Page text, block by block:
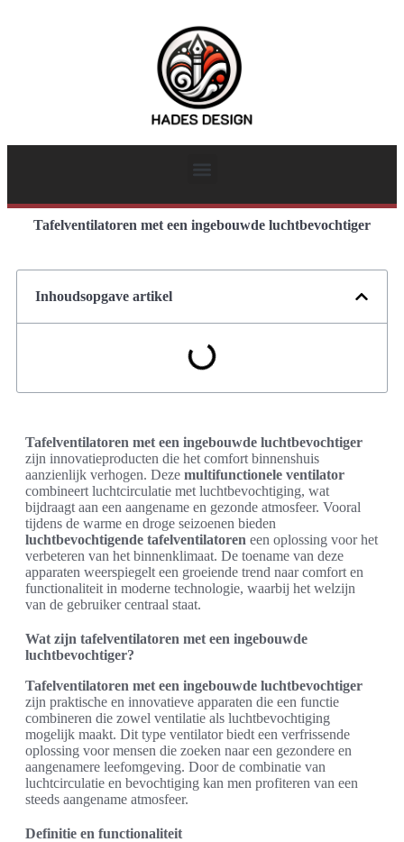
Tafelventilatoren met een ingebouwde luchtbevochtiger
Inhoudsopgave artikel
Tafelventilatoren met een ingebouwde luchtbevochtiger
zijn innovatieproducten die het comfort binnenshuis
aanzienlijk verhogen. Deze multifunctionele ventilator
combineert luchtcirculatie met luchtbevochtiging, wat
bijdraagt aan een aangename en gezonde atmosfeer. Vooral
tijdens de warme en droge seizoenen bieden
luchtbevochtigende tafelventilatoren een oplossing voor het
verbeteren van het binnenklimaat. De toename van deze
apparaten weerspiegelt een groeiende trend naar comfort en
functionaliteit in moderne technologie, waarbij het welzijn
van de gebruiker centraal staat.
Wat zijn tafelventilatoren met een ingebouwde
luchtbevochtiger?
Tafelventilatoren met een ingebouwde luchtbevochtiger
zijn praktische en innovatieve apparaten die een functie
combineren die zowel ventilatie als luchtbevochtiging
mogelijk maakt. Dit type ventilator biedt een verfrissende
oplossing voor mensen die zoeken naar een gezondere en
aangenamere leefomgeving. Door de combinatie van
luchtcirculatie en bevochtiging kan men profiteren van een
steeds aangename atmosfeer.
Definitie en functionaliteit